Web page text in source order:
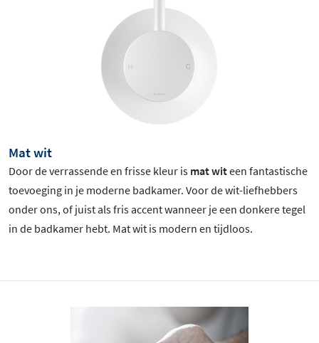
Mat wit
Door de verrassende en frisse kleur is mat witeen fantastische
toevoeging in je moderne badkamer. Voor de wit-liefhebbers
onder ons, of juist als fris accent wanneer je een donkere tegel
in de badkamer hebt. Mat wit is modern en tijdloos.